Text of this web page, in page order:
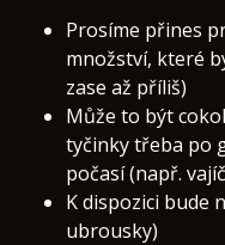
Prosíme přines
množství, které
zase až příliš)
Může to být
tyčinky třeba po
počasí (např.
K dispozici bude
ubrousky)